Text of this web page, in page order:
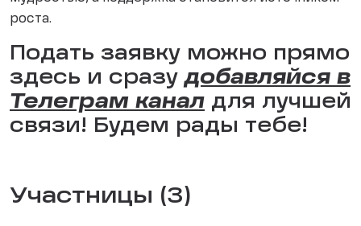
роста.
Подать заявку можно прямо
здесь и сразудобавляйся в
Телеграм канал для лучшей
связи! Будем рады тебе!
Участницы (3)